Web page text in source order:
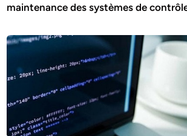
maintenance des systèmes de